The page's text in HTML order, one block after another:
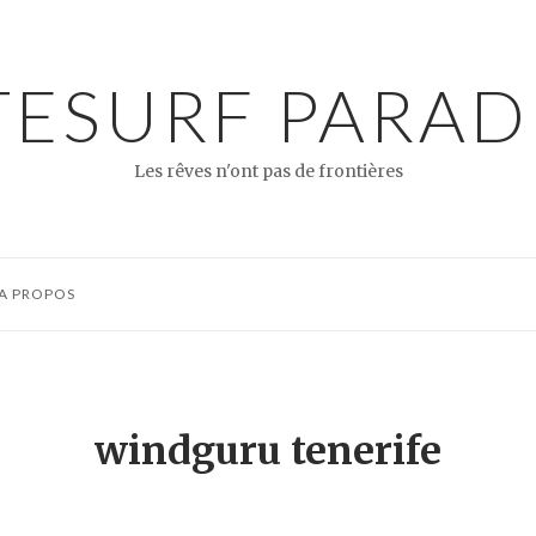
Les rêves n'ont pas de frontières
PROPOS
windguru tenerife